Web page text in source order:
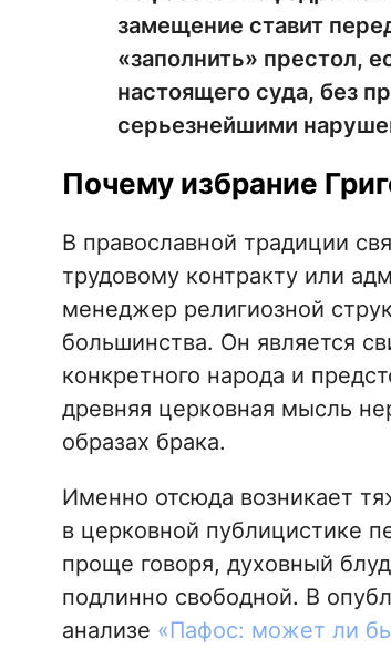
замещение ставит
«заполнить» престол,
настоящего суда, без
серьезнейшими
Почему избрание
В православной традиции
трудовому контракту или
менеджер религиозной
большинства. Он является
конкретного народа и
древняя церковная мысль
образах брака.
Именно отсюда возникает
в церковной публицистике
проще говоря, духовный
подлинно свободной. В
анализе «Пафос: может ли